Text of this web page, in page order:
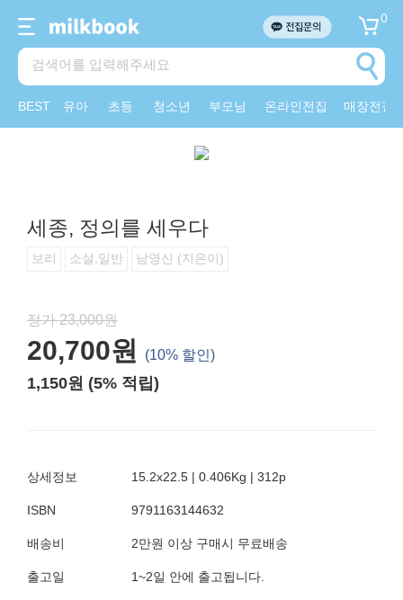
0
BEST 유아 초등 청소년 부모님 온라인전집 매장전집
세종, 정의를 세우다
보리 소설,일반 남영신 (지은이)
정가 23,000원
20,700원 (10% 할인)
1,150원 (5% 적립)
상세정보 15.2x22.5 | 0.406Kg | 312p
ISBN 9791163144632
배송비 2만원 이상 구매시 무료배송
출고일 1~2일 안에 출고됩니다.